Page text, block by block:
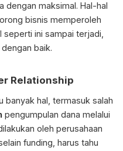
dengan maksimal. Hal-hal
bisnis memperoleh
seperti ini sampai terjadi,
baik.
Relationship
banyak hal, termasuk salah
pengumpulan dana melalui
oleh perusahaan
funding, harus tahu